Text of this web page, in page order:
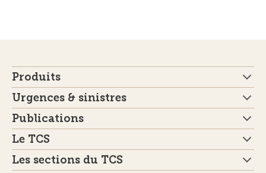
Produits
Urgences & sinistres
Publications
Le TCS
Les sections du TCS